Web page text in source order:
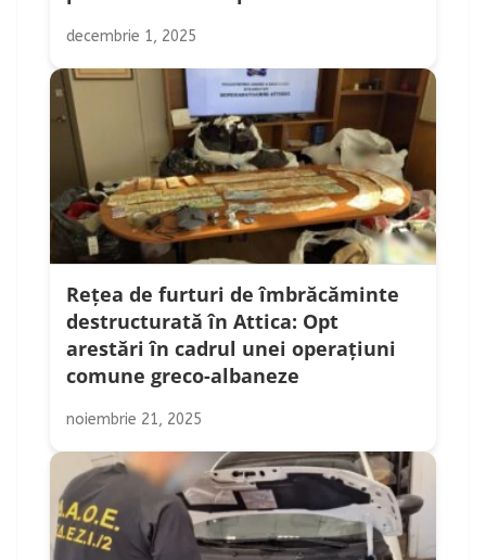
decembrie 1, 2025
Rețea de furturi de îmbrăcăminte
destructurată în Attica: Opt
arestări în cadrul unei operațiuni
comune greco-albaneze
noiembrie 21, 2025